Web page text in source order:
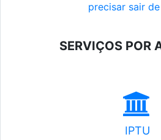
precisar sair
SERVIÇOS POR
IPTU